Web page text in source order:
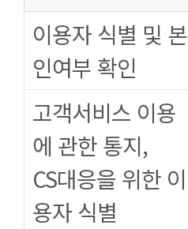
이용자 식별 및 본
인여부 확인
고객서비스 이용
에 관한 통지,
CS대응을 위한 이
용자 식별